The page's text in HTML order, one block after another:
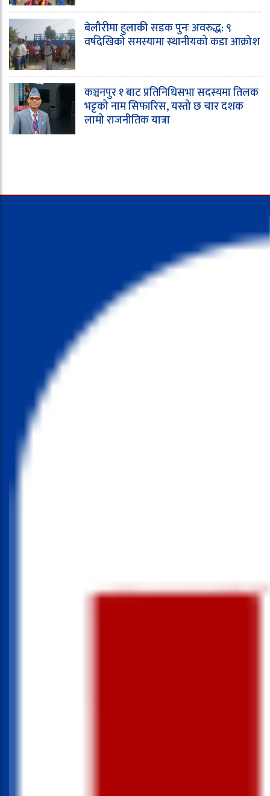
बेलौरीमा हुलाकी सडक पुनः अवरुद्ध: ९
वर्षदेखिको समस्यामा स्थानीयको कडा आक्रोश
कञ्चनपुर १ बाट प्रतिनिधिसभा सदस्यमा तिलक
भट्टको नाम सिफारिस, यस्तो छ चार दशक
लामो राजनीतिक यात्रा